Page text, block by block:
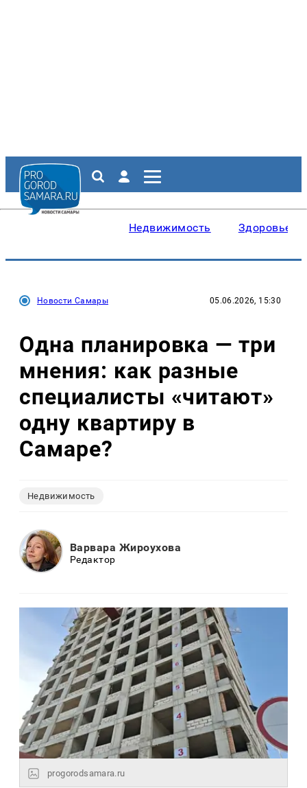
Недвижимость Здоровье
Новости Самары 05.06.2026, 15:30
Одна планировка — три
мнения: как разные
специалисты «читают»
одну квартиру в
Самаре?
Недвижимость
Варвара Жироухова
Редактор
progorodsamara.ru